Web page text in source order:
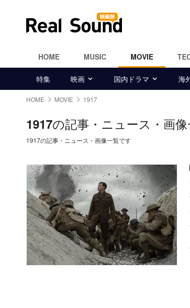
HOME MUSIC MOVIE
特集 映画 国内ドラマ 海
HOME MOVIE 1917
1917の記事・ニュース・画
1917の記事・ニュース・画像一覧です